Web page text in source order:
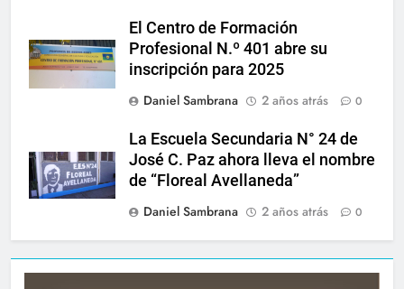
El Centro de Formación
Profesional N.º 401 abre su
inscripción para 2025
Daniel Sambrana
2 años atrás 0
La Escuela Secundaria N° 24 de
José C. Paz ahora lleva el nombre
de “Floreal Avellaneda”
Daniel Sambrana
2 años atrás 0